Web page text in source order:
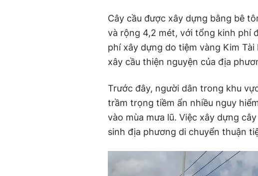
Cây cầu được xây dựng bằng bê
và rộng 4,2 mét, với tổng kinh phí
phí xây dựng do tiệm vàng Kim
xây cầu thiện nguyện của địa
Trước đây, người dân trong khu
trầm trọng tiềm ẩn nhiều nguy
vào mùa mưa lũ. Việc xây dựng
sinh địa phương di chuyển thuận